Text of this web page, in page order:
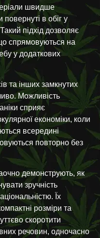
швидше
в обіг у
підхід дозволяє
що спрямовуються на
у додаткових
та інших замкнутих
Можливість
сприяє
економіки, коли
всередині
повторно без
демонструють, як
зручність
Їх
розміри та
скоротити
речовин, одночасно